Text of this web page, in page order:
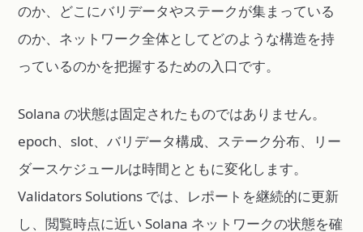
のか、どこにバリデータやステークが集まっている
のか、ネットワーク全体としてどのような構造を持
っているのかを把握するための入口です。
Solana の状態は固定されたものではありません。
epoch、slot、バリデータ構成、ステーク分布、リー
ダースケジュールは時間とともに変化します。
Validators Solutions では、レポートを継続的に更新
し、閲覧時点に近い Solana ネットワークの状態を確